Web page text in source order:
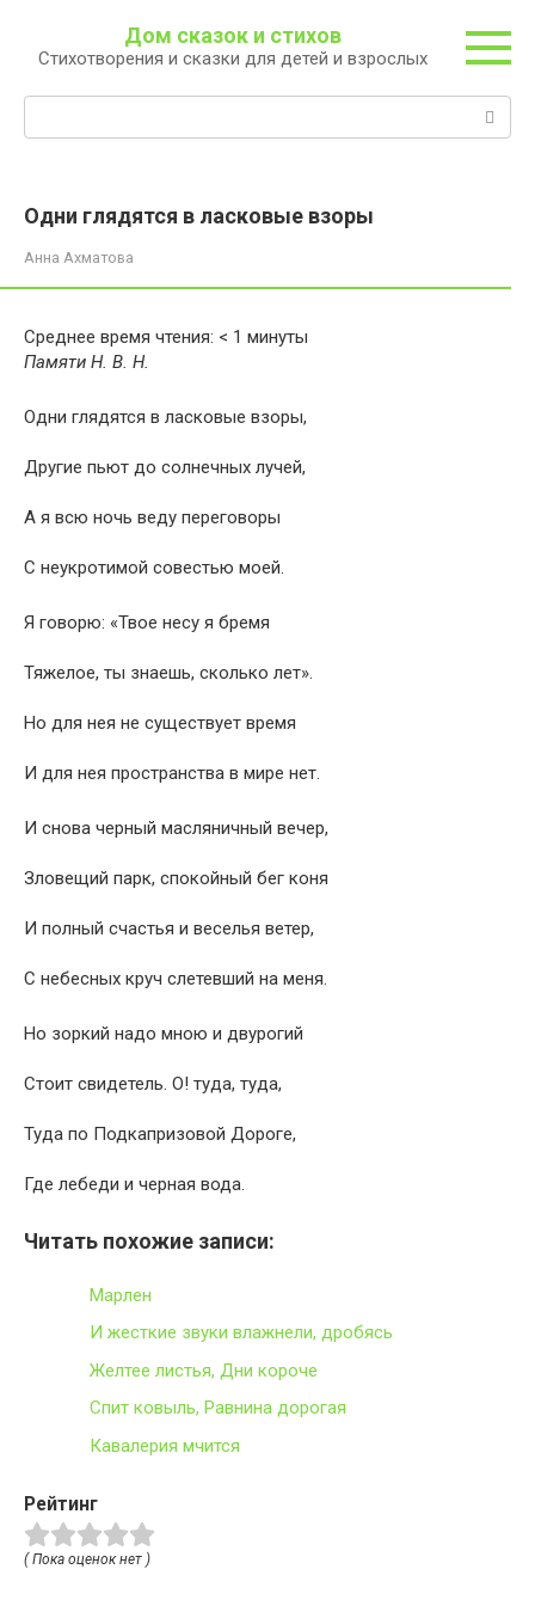
контенту
Дом сказок и стихов
Стихотворения и сказки для детей и взрослых
Одни глядятся в ласковые взоры
Анна Ахматова
Среднее время чтения: < 1 минуты
Памяти Н. В. Н.
Одни глядятся в ласковые взоры,
Другие пьют до солнечных лучей,
А я всю ночь веду переговоры
С неукротимой совестью моей.
Я говорю: «Твое несу я бремя
Тяжелое, ты знаешь, сколько лет».
Но для нея не существует время
И для нея пространства в мире нет.
И снова черный масляничный вечер,
Зловещий парк, спокойный бег коня
И полный счастья и веселья ветер,
С небесных круч слетевший на меня.
Но зоркий надо мною и двурогий
Стоит свидетель. О! туда, туда,
Туда по Подкапризовой Дороге,
Где лебеди и черная вода.
Читать похожие записи:
Марлен
И жесткие звуки влажнели, дробясь
Желтее листья, Дни короче
Спит ковыль, Равнина дорогая
Кавалерия мчится
Рейтинг
( Пока оценок нет )